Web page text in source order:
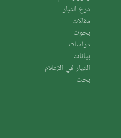
درع التيار
مقالات
بحوث
دراسات
بيانات
التيار في الإعلام
بحث